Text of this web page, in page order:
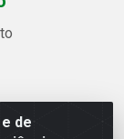
de
2521 -